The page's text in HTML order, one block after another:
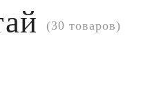
(30 товаров)